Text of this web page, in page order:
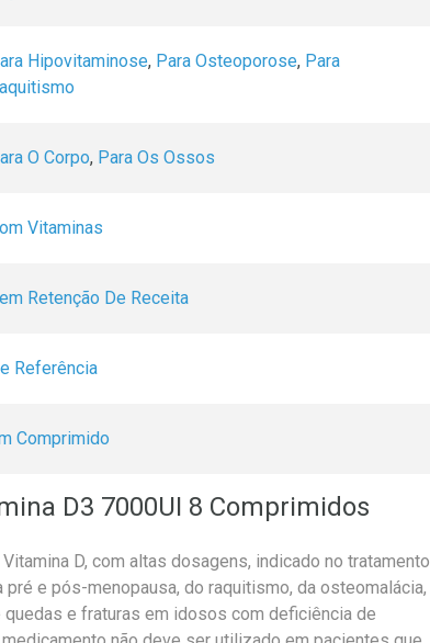
Hipovitaminose, Para Osteoporose, Para
O Corpo, Para Os Ossos
Vitaminas
Retenção De Receita
Referência
Comprimido
D3 7000UI 8 Comprimidos
D, com altas dosagens, indicado no tratamento
e pós-menopausa, do raquitismo, da osteomalácia,
e fraturas em idosos com deficiência de